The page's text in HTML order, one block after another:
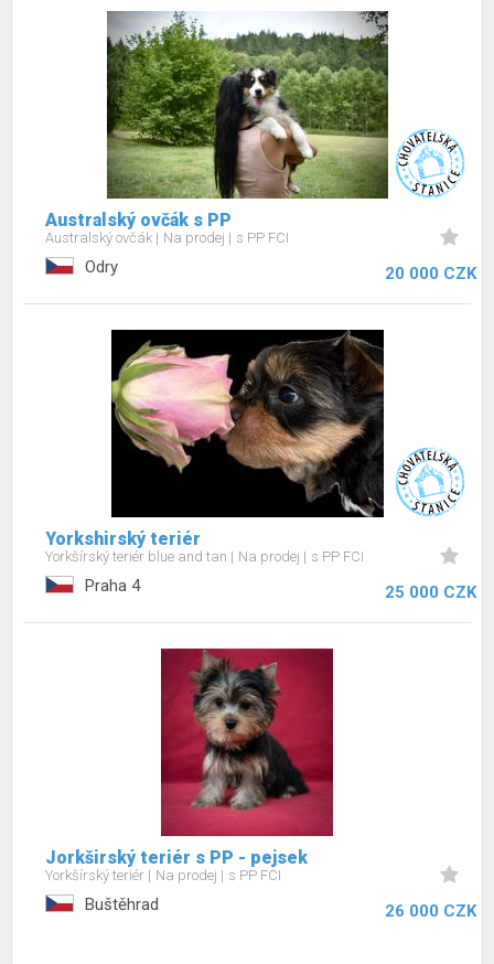
Australský ovčák s PP
Australský ovčák Na prodej s PP FCI
Odry 20 000 CZK
Yorkshirský teriér
Yorkšírský teriér blue and tan Na prodej s PP FCI
Praha 4 25 000 CZK
Jorkširský teriér s PP - pejsek
Yorkšírský teriér Na prodej s PP FCI
Buštěhrad 26 000 CZK